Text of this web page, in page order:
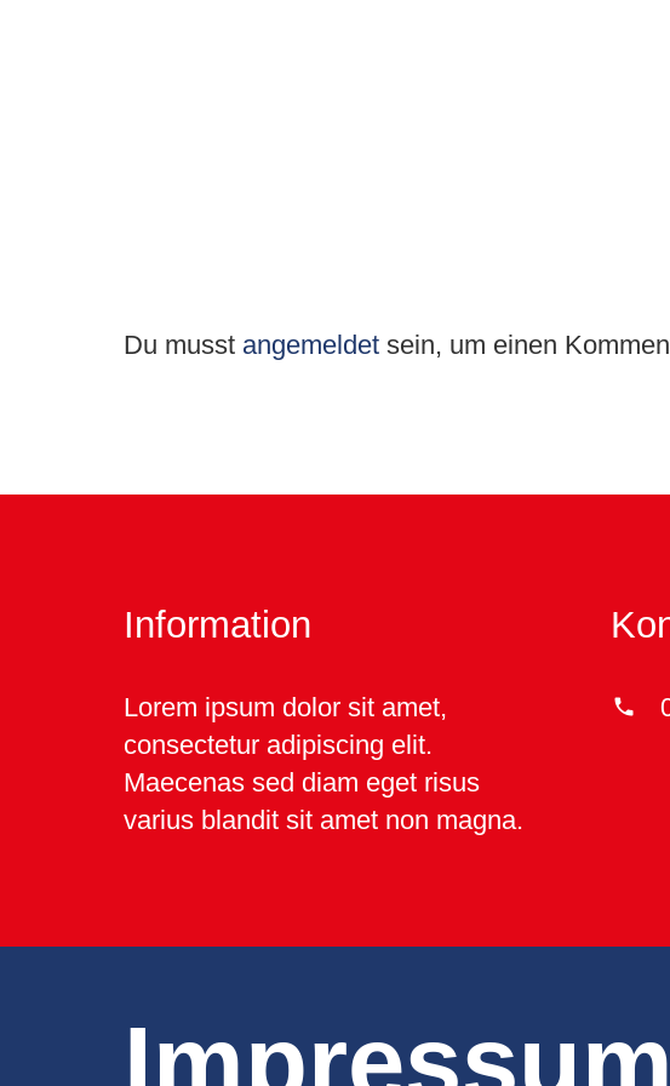
Du musst angemeldet sein, um einen
Information
Lorem ipsum dolor sit amet,
consectetur adipiscing elit.
Maecenas sed diam eget risus
varius blandit sit amet non magna.
phone
Impressum